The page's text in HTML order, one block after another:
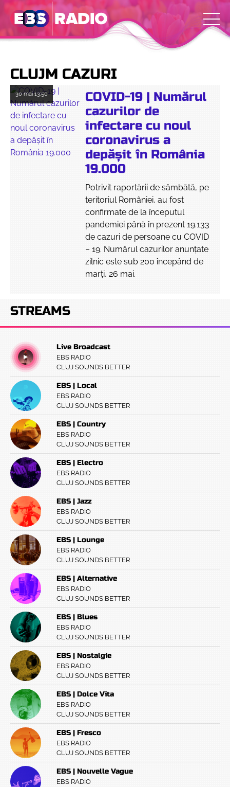
CLUJM CAZURI
30 mai13:50
COVID-19 | Numărul
cazurilor de
infectare cu noul
coronavirus a
depășit în România
19.000
Potrivit raportării de sâmbătă, pe
teritoriul României, au fost
confirmate de la începutul
pandemiei până în prezent 19.133
de cazuri de persoane cu COVID
– 19. Numărul cazurilor anunțate
zilnic este sub 200 începând de
marți, 26 mai.
STREAMS
Live Broadcast
EBS RADIO
CLUJ SOUNDS BETTER
EBS | Local
EBS RADIO
CLUJ SOUNDS BETTER
EBS | Country
EBS RADIO
CLUJ SOUNDS BETTER
EBS | Electro
EBS RADIO
CLUJ SOUNDS BETTER
EBS | Jazz
EBS RADIO
CLUJ SOUNDS BETTER
EBS | Lounge
EBS RADIO
CLUJ SOUNDS BETTER
EBS | Alternative
EBS RADIO
CLUJ SOUNDS BETTER
EBS | Blues
EBS RADIO
CLUJ SOUNDS BETTER
EBS | Nostalgie
EBS RADIO
CLUJ SOUNDS BETTER
EBS | Dolce Vita
EBS RADIO
CLUJ SOUNDS BETTER
EBS | Fresco
EBS RADIO
CLUJ SOUNDS BETTER
EBS | Nouvelle Vague
EBS RADIO